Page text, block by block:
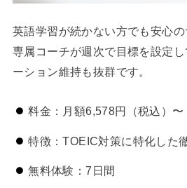
英語学習が続かない方でも安心の
専属コーチが週次で目標を設定
ーション維持も抜群です。
料金：月額6,578円（税込）〜
特徴：TOEIC対策に特化した
無料体験：7日間